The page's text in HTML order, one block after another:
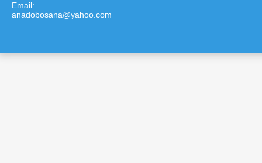
Email:
anadobosana@yahoo.com